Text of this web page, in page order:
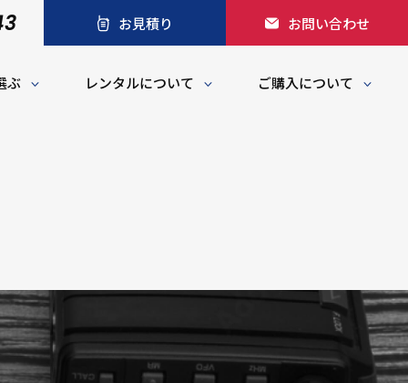
お見積り お問い合わせ
ぶ レンタルについて ご購入について